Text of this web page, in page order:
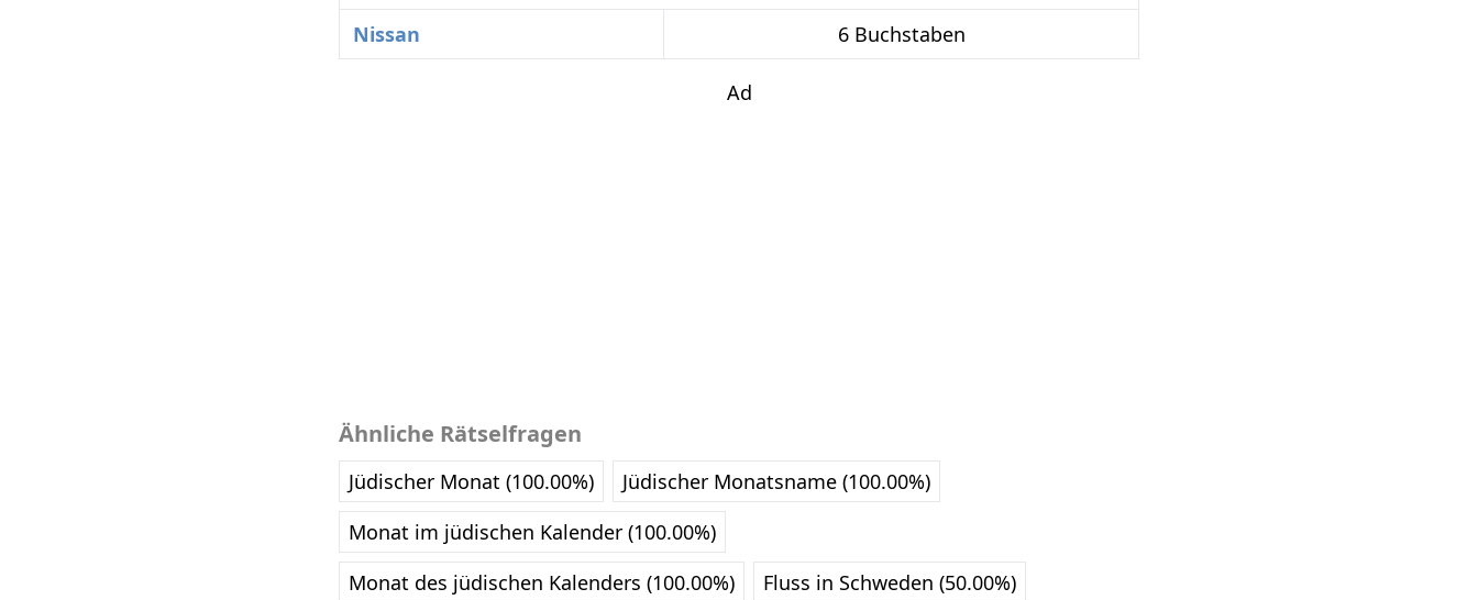
Nissan
6 Buchstaben
Ad
Ähnliche Rätselfragen
Jüdischer Monat (100.00%)
Jüdischer Monatsname (100.00%)
Monat im jüdischen Kalender (100.00%)
Monat des jüdischen Kalenders (100.00%)
Fluss in Schweden (50.00%)